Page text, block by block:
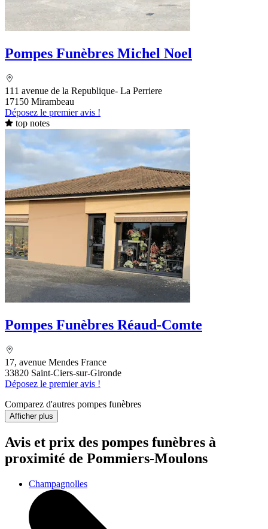
Pompes Funèbres Michel Noel
111 avenue de la Republique- La Perriere
17150 Mirambeau
Déposez le premier avis !
top notes
Pompes Funèbres Réaud-Comte
17, avenue Mendes France
33820 Saint-Ciers-sur-Gironde
Déposez le premier avis !
Comparez d'autres pompes funèbres
Afficher plus
Avis et prix des pompes funèbres à
proximité de Pommiers-Moulons
Champagnolles